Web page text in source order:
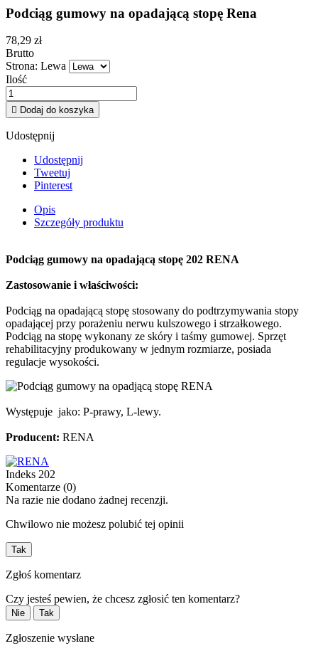
Podciąg gumowy na opadającą stopę Rena
78,29 zł
Brutto
Strona: Lewa
Ilość
 Dodaj do koszyka
Udostępnij
Udostępnij
Tweetuj
Pinterest
Opis
Szczegóły produktu
Podciąg gumowy na opadającą stopę 202 RENA
Zastosowanie i właściwości:
Podciąg na opadającą stopę stosowany do podtrzymywania stopy
opadającej przy porażeniu nerwu kulszowego i strzałkowego.
Podciąg na stopę wykonany ze skóry i taśmy gumowej. Sprzęt
rehabilitacyjny produkowany w jednym rozmiarze, posiada
regulacje wysokości.
Występuje jako: P-prawy, L-lewy.
Producent: RENA
Indeks 202
Komentarze (0)
Na razie nie dodano żadnej recenzji.
Chwilowo nie możesz polubić tej opinii
Tak
Zgłoś komentarz
Czy jesteś pewien, że chcesz zgłosić ten komentarz?
Nie Tak
Zgłoszenie wysłane